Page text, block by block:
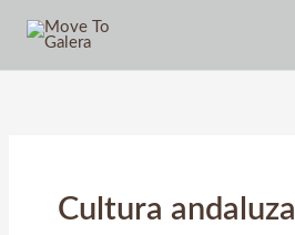
Cultura andaluza